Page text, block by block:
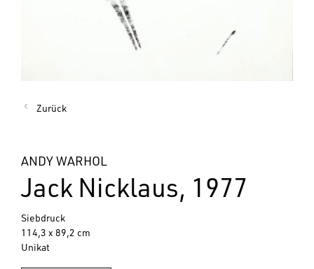
Zurück
ANDY WARHOL
Jack Nicklaus, 1977
Siebdruck
114,3 x 89,2 cm
Unikat